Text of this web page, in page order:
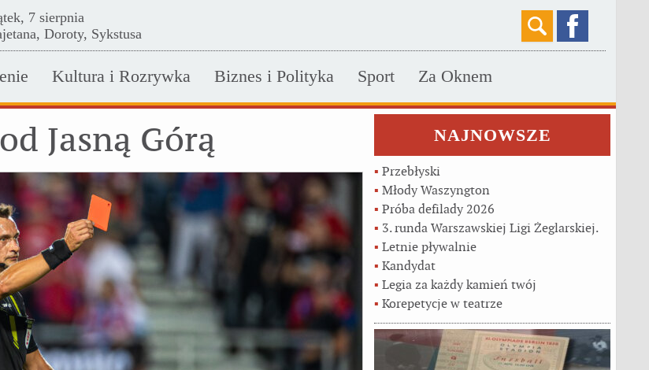
7 sierpnia
Doroty, Sykstusa
Kultura i Rozrywka Biznes i Polityka Sport Za Oknem
Jasną Górą NAJNOWSZE
Przebłyski
Młody Waszyngton
Próba defilady 2026
3. runda Warszawskiej Ligi Żeglarskiej.
Letnie pływalnie
Kandydat
Legia za każdy kamień twój
Korepetycje w teatrze